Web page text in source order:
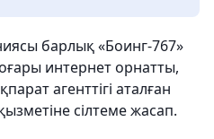
барлық «Боинг-767»
интернет орнатты,
агенттігі аталған
сілтеме жасап.